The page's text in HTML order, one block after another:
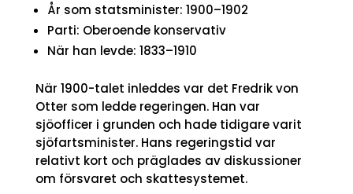
År som statsminister: 1900–1902
Parti: Oberoende konservativ
När han levde: 1833–1910
När 1900-talet inleddes var det Fredrik von
Otter som ledde regeringen. Han var
sjöofficer i grunden och hade tidigare varit
sjöfartsminister. Hans regeringstid var
relativt kort och präglades av diskussioner
om försvaret och skattesystemet.